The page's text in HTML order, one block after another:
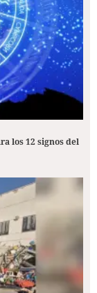
los 12 signos del